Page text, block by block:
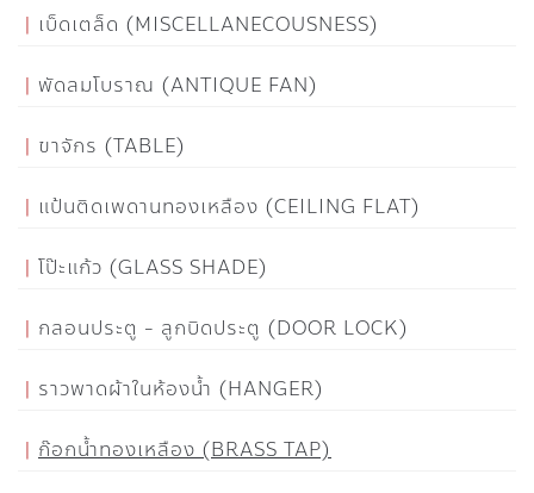
เบ็ดเตล็ด (MISCELLANECOUSNESS)
พัดลมโบราณ (ANTIQUE FAN)
ขาจักร (TABLE)
แป้นติดเพดานทองเหลือง (CEILING FLAT)
โป๊ะแก้ว (GLASS SHADE)
กลอนประตู - ลูกบิดประตู (DOOR LOCK)
ราวพาดผ้าในห้องน้ำ (HANGER)
ก๊อกน้ำทองเหลือง (BRASS TAP)